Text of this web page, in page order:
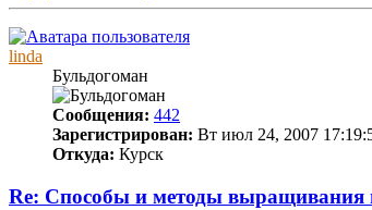
linda
Бульдогоман
Сообщения: 442
Зарегистрирован: Вт июл 24, 2007
Откуда: Курск
Re: Способы и методы